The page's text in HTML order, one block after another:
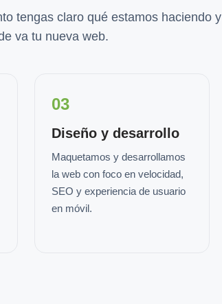
tengas claro qué estamos haciendo y
va tu nueva web.
03
Diseño y desarrollo
Maquetamos y desarrollamos
la web con foco en velocidad,
SEO y experiencia de usuario
en móvil.